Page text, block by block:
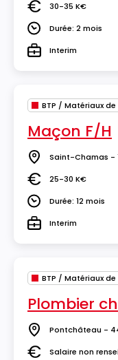
Salaire30-35 K€
DuréeDurée: 2 mois
TypeInterim
Maçon F/H
Lieu Saint-Chamas -
Salaire25-30 K€
DuréeDurée: 12 mois
TypeInterim
Plombier
Lieu Pontchâteau -
Salaire non